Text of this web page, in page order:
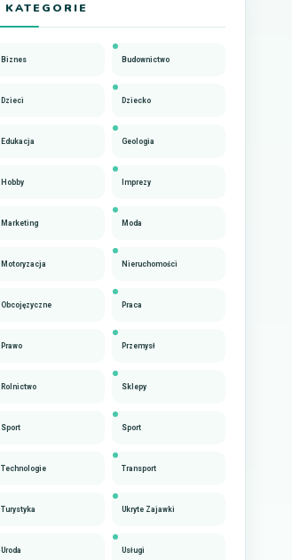
KATEGORIE
Biznes Budownictwo
Dzieci Dziecko
Edukacja Geologia
Hobby Imprezy
Marketing Moda
Motoryzacja Nieruchomości
Obcojęzyczne Praca
Prawo Przemysł
Rolnictwo Sklepy
Sport Sport
Technologie Transport
Turystyka Ukryte Zajawki
Uroda Usługi